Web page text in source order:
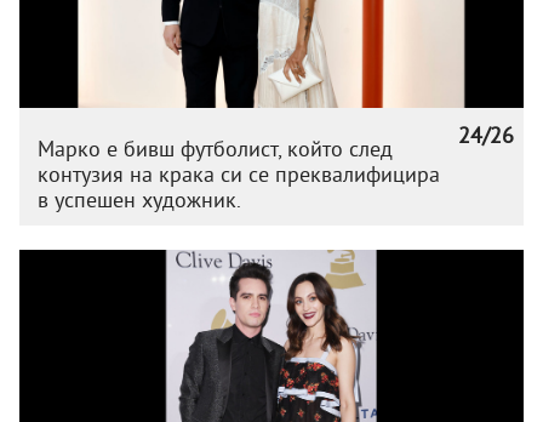
24/26
Марко е бивш футболист, който след
контузия на крака си се преквалифицира
в успешен художник.